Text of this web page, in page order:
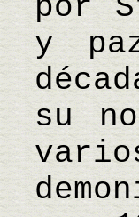
por
y
su